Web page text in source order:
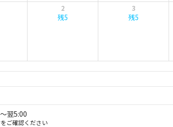
2 3
残5 残5
翌5:00
ご確認ください